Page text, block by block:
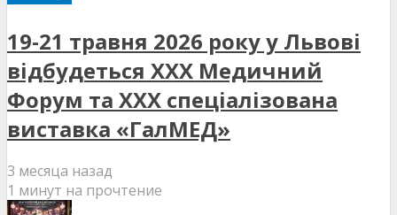
19-21 травня 2026 року у Львові
відбудеться XXX Медичний
Форум та XXX спеціалізована
виставка «ГалМЕД»
3 месяца назад
1 минут на прочтение